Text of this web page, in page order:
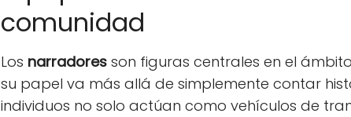
comunidad
Los narradores son figuras centrales en el
su papel va más allá de simplemente contar
individuos no solo actúan como vehículos de